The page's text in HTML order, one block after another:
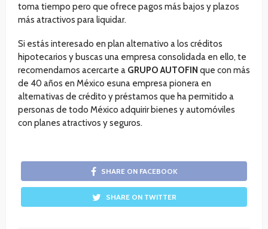
toma tiempo pero que ofrece pagos más bajos y plazos
más atractivos para liquidar.
Si estás interesado en plan alternativo a los créditos
hipotecarios y buscas una empresa consolidada en ello, te
recomendarnos acercarte a GRUPO AUTOFIN que con más
de 40 años en México esuna empresa pionera en
alternativas de crédito y préstamos que ha permitido a
personas de todo México adquirir bienes y automóviles
con planes atractivos y seguros.
SHARE ON FACEBOOK
SHARE ON TWITTER